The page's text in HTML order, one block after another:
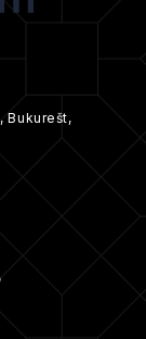
Bukurešt,